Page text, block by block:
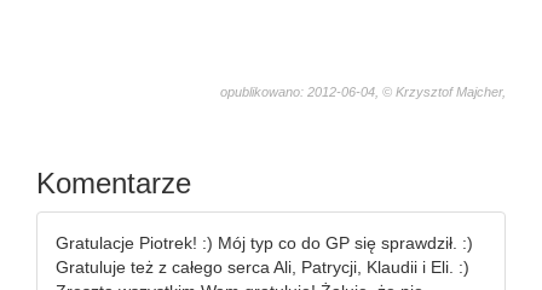
opublikowano: 2012-06-04, © Krzysztof Majcher,
Komentarze
Gratulacje Piotrek! :) Mój typ co do GP się sprawdził. :)
Gratuluje też z całego serca Ali, Patrycji, Klaudii i Eli. :)